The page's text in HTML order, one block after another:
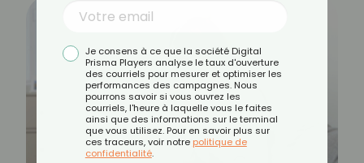
Je consens à ce que la société Digital
Prisma Players analyse le taux d'ouverture
des courriels pour mesurer et optimiser les
performances des campagnes. Nous
pourrons savoir si vous ouvrez les
courriels, l'heure à laquelle vous le faites
ainsi que des informations sur le terminal
que vous utilisez. Pour en savoir plus sur
ces traceurs, voir notre politique de
confidentialité.